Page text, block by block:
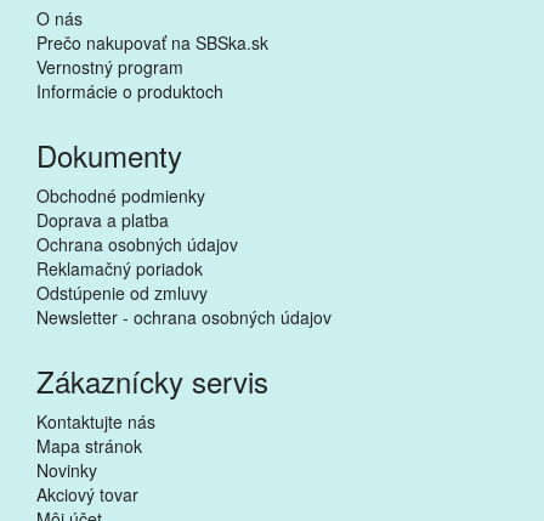
O nás
Prečo nakupovať na SBSka.sk
Vernostný program
Informácie o produktoch
Dokumenty
Obchodné podmienky
Doprava a platba
Ochrana osobných údajov
Reklamačný poriadok
Odstúpenie od zmluvy
Newsletter - ochrana osobných údajov
Zákaznícky servis
Kontaktujte nás
Mapa stránok
Novinky
Akciový tovar